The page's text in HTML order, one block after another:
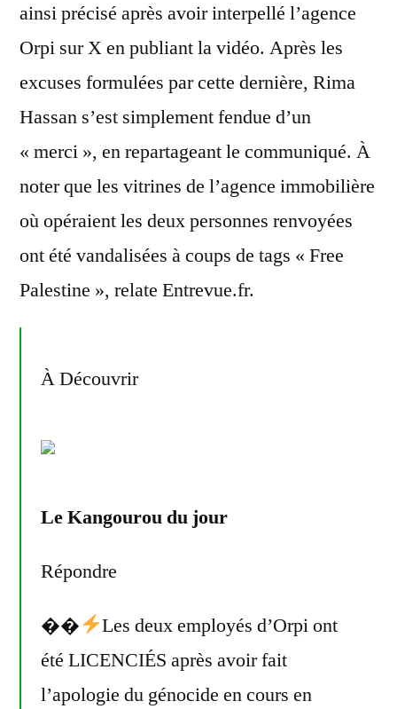
ainsi précisé après avoir interpellé l’agence
Orpi sur X en publiant la vidéo. Après les
excuses formulées par cette dernière, Rima
Hassan s’est simplement fendue d’un
« merci », en repartageant le communiqué. À
noter que les vitrines de l’agence immobilière
où opéraient les deux personnes renvoyées
ont été vandalisées à coups de tags « Free
Palestine », relate Entrevue.fr.
À Découvrir
Le Kangourou du jour
Répondre
��
Les deux employés d’Orpi ont
été LICENCIÉS après avoir fait
l’apologie du génocide en cours en